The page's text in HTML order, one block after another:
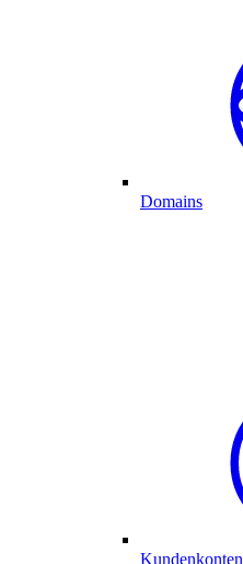
Domains
Kundenkonten